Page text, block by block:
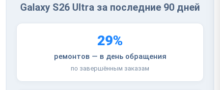
Galaxy S26 Ultra за последние 90 дней
29%
ремонтов — в день обращения
по завершённым заказам